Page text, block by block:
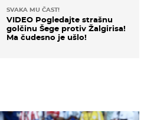
SVAKA MU ČAST!
VIDEO Pogledajte strašnu
golčinu Šege protiv Žalgirisa!
Ma čudesno je ušlo!